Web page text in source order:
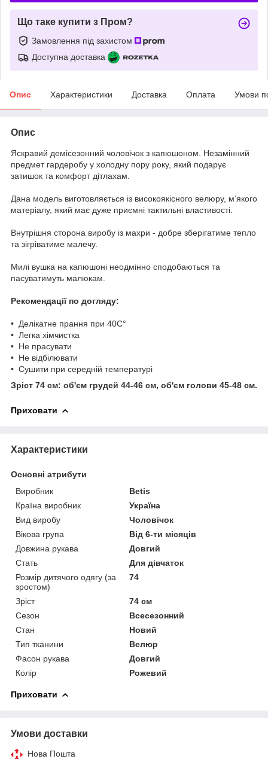
Що таке купити з Пром?
Замовлення під захистом
Доступна доставка
Опис Характеристики Доставка Оплата Умови
Опис
Яскравий демісезонний чоловічок з капюшоном. Незамінний
предмет гардеробу у холодну пору року, який подарує
затишок та комфорт дітлахам.
Дана модель виготовляється із високоякісного велюру, м’якого
матеріалу, який має дуже приємні тактильні властивості.
Внутрішня сторона виробу із махри - добре зберігатиме тепло
та зігріватиме малечу.
Милі вушка на капюшоні неодмінно сподобаються та
пасуватимуть малюкам.
Рекомендації по догляду:
• Делікатне прання при 40С°
• Легка хімчистка
• Не прасувати
• Не відбілювати
• Сушити при середній температурі
Зріст 74 см: об'єм грудей 44-46 см, об'єм голови 45-48 см.
Приховати
Характеристики
Основні атрибути
Виробник
Betis
Країна виробник
Україна
Вид виробу
Чоловічок
Вікова група
Від 6-ти місяців
Довжина рукава
Довгий
Стать
Для дівчаток
Розмір дитячого одягу (за
зростом)
74
Зріст
74 см
Сезон
Всесезонний
Стан
Новий
Тип тканини
Велюр
Фасон рукава
Довгий
Колір
Рожевий
Приховати
Умови доставки
Нова Пошта